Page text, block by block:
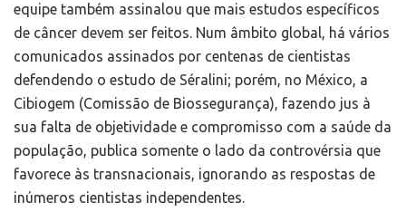
equipe também assinalou que mais estudos específicos
de câncer devem ser feitos. Num âmbito global, há vários
comunicados assinados por centenas de cientistas
defendendo o estudo de Séralini; porém, no México, a
Cibiogem (Comissão de Biossegurança), fazendo jus à
sua falta de objetividade e compromisso com a saúde da
população, publica somente o lado da controvérsia que
favorece às transnacionais, ignorando as respostas de
inúmeros cientistas independentes.